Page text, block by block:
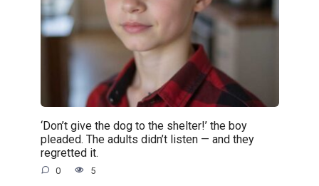
‘Don’t give the dog to the shelter!’ the boy
pleaded. The adults didn’t listen — and they
regretted it.
0 5